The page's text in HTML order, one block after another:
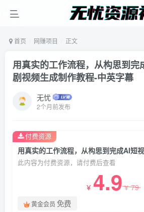
首页 网赚项目 正文
用真实的工作流程，从构思到完
剧视频生成制作教程-中英字幕
无忧
2个月前发布
此内容为付费资源，请付费后查看
￥ 4.9￥79
黄金会员 免费
付费资源